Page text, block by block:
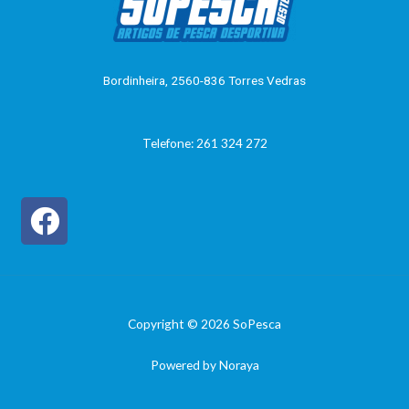
Bordinheira, 2560-836 Torres Vedras
Telefone: 261 324 272
Copyright © 2026 SoPesca
Powered by Noraya